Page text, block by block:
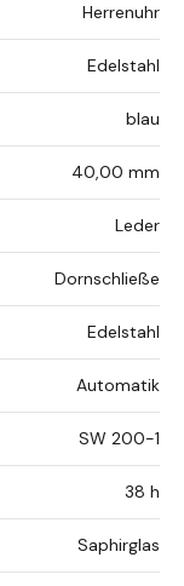
Herrenuhr
Edelstahl
blau
40,00 mm
Leder
Dornschließe
Edelstahl
Automatik
SW 200-1
38 h
Saphirglas